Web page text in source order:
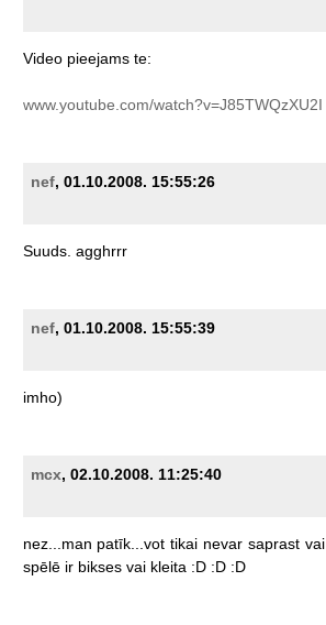
Video pieejams te:
www.youtube.com/watch?v=J85TWQzXU2I
nef, 01.10.2008. 15:55:26
Suuds. agghrrr
nef, 01.10.2008. 15:55:39
imho)
mcx, 02.10.2008. 11:25:40
nez...man patīk...vot tikai nevar saprast vai
spēlē ir bikses vai kleita :D :D :D